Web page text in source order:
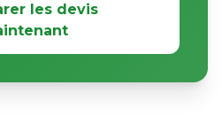
les devis